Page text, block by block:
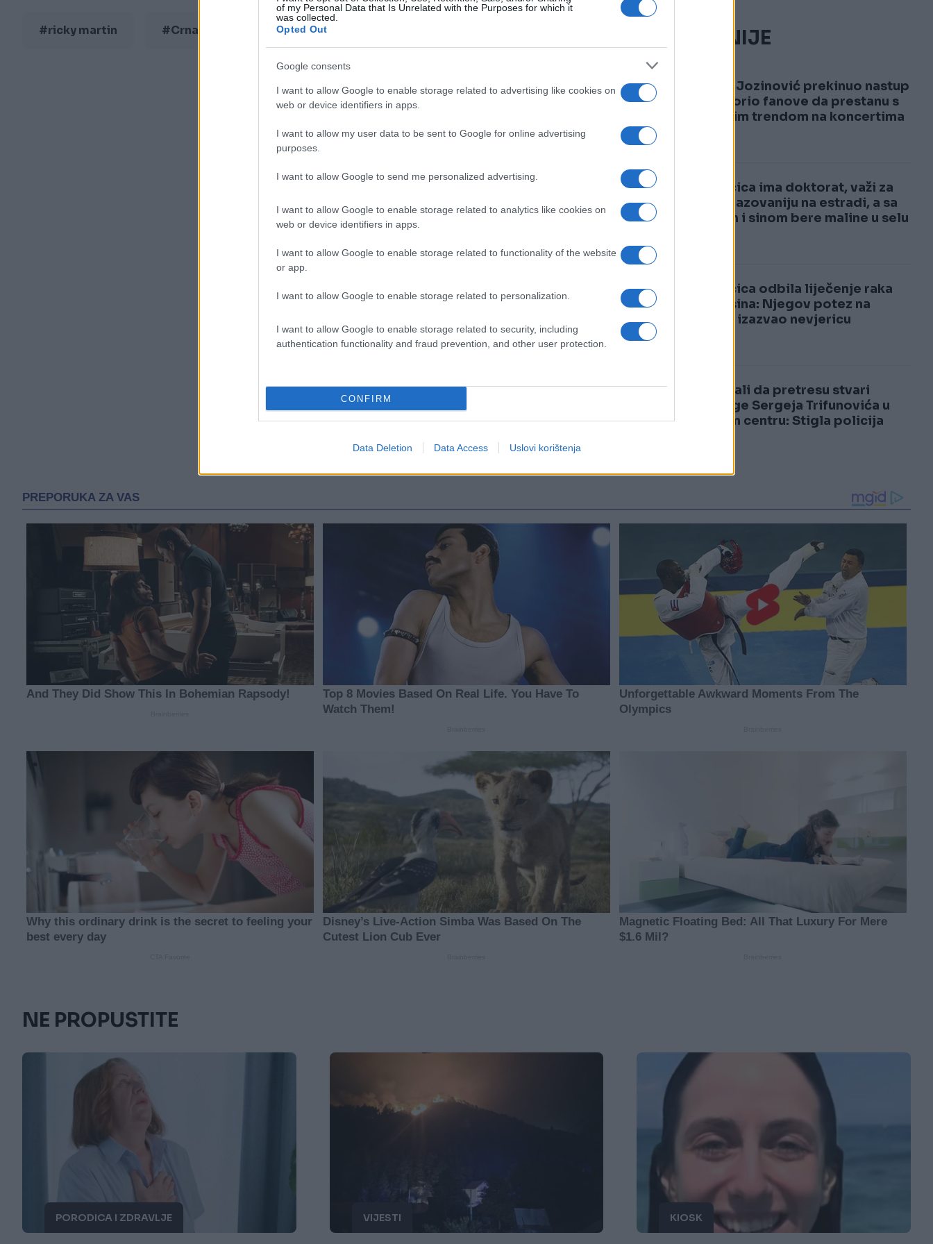
of my Personal Data that Is Unrelated with the Purposes for which it
was collected.
Opted Out
Google consents
I want to allow Google to enable storage related to advertising like cookies on
web or device identifiers in apps.
I want to allow my user data to be sent to Google for online advertising
purposes.
I want to allow Google to send me personalized advertising.
I want to allow Google to enable storage related to analytics like cookies on
web or device identifiers in apps.
I want to allow Google to enable storage related to functionality of the website
or app.
I want to allow Google to enable storage related to personalization.
I want to allow Google to enable storage related to security, including
authentication functionality and fraud prevention, and other user protection.
CONFIRM
Data Deletion Data Access Uslovi korištenja
#ricky martin #Crna Gora NAJČITANIJE
1
Jakov Jozinović prekinuo nastup
i upozorio fanove da prestanu s
opasnim trendom na koncertima
2
Pjevačica ima doktorat, važi za
najobrazovaniju na estradi, a sa
mužem i sinom bere maline u selu
3
Pjevačica odbila liječenje raka
zbog sina: Njegov potez na
samrti izazvao nevjericu
4
Pokušali da pretresu stvari
supruge Sergeja Trifunovića u
tržnom centru: Stigla policija
NE PROPUSTITE
PORODICA I ZDRAVLJE VIJESTI KIOSK